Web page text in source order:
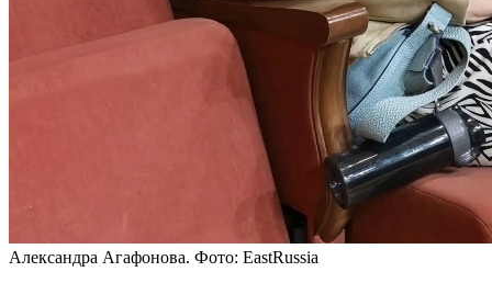
Александра Агафонова. Фото: EastRussia